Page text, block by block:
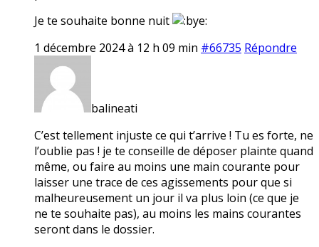
Je te souhaite bonne nuit
1 décembre 2024 à 12 h 09 min #66735 Répondre
balineati
C’est tellement injuste ce qui t’arrive ! Tu es forte, ne
l’oublie pas ! je te conseille de déposer plainte quand
même, ou faire au moins une main courante pour
laisser une trace de ces agissements pour que si
malheureusement un jour il va plus loin (ce que je
ne te souhaite pas), au moins les mains courantes
seront dans le dossier.